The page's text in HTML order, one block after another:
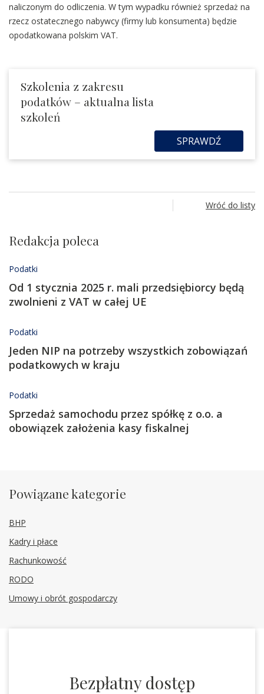
naliczonym do odliczenia. W tym wypadku również sprzedaż na
rzecz ostatecznego nabywcy (firmy lub konsumenta) będzie
opodatkowana polskim VAT.
Szkolenia z zakresu
podatków – aktualna lista
szkoleń
SPRAWDŹ
Wróć do listy
Redakcja poleca
Podatki
Od 1 stycznia 2025 r. mali przedsiębiorcy będą
zwolnieni z VAT w całej UE
Podatki
Jeden NIP na potrzeby wszystkich zobowiązań
podatkowych w kraju
Podatki
Sprzedaż samochodu przez spółkę z o.o. a
obowiązek założenia kasy fiskalnej
Powiązane kategorie
BHP
Kadry i płace
Rachunkowość
RODO
Umowy i obrót gospodarczy
Bezpłatny dostęp